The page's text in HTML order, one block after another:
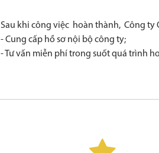
Sau khi công việc hoàn thành, Công ty
- Cung cấp hồ sơ nội bộ công ty;
- Tư vấn miễn phí trong suốt quá trình